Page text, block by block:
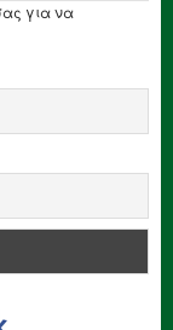
για να